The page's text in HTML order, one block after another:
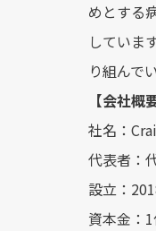
めとする
していま
り組んで
【会社概
社名：
代表者：
設立：
資本金：